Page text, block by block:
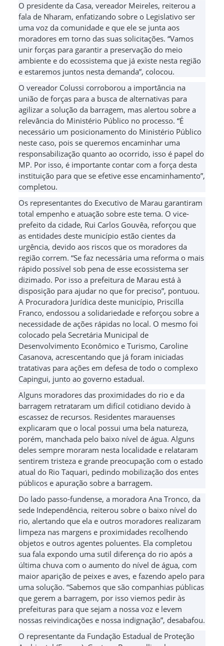
O presidente da Casa, vereador Meireles, reiterou a
fala de Nharam, enfatizando sobre o Legislativo ser
uma voz da comunidade e que ele se junta aos
moradores em torno das suas solicitações. “Vamos
unir forças para garantir a preservação do meio
ambiente e do ecossistema que já existe nesta região
e estaremos juntos nesta demanda”, colocou.
O vereador Colussi corroborou a importância na
união de forças para a busca de alternativas para
agilizar a solução da barragem, mas alertou sobre a
relevância do Ministério Público no processo. “É
necessário um posicionamento do Ministério Público
neste caso, pois se queremos encaminhar uma
responsabilização quanto ao ocorrido, isso é papel do
MP. Por isso, é importante contar com a força desta
instituição para que se efetive esse encaminhamento”,
completou.
Os representantes do Executivo de Marau garantiram
total empenho e atuação sobre este tema. O vice-
prefeito da cidade, Rui Carlos Gouvêa, reforçou que
as entidades deste município estão cientes da
urgência, devido aos riscos que os moradores da
região correm. “Se faz necessária uma reforma o mais
rápido possível sob pena de esse ecossistema ser
dizimado. Por isso a prefeitura de Marau está à
disposição para ajudar no que for preciso”, pontuou.
A Procuradora Jurídica deste município, Priscilla
Franco, endossou a solidariedade e reforçou sobre a
necessidade de ações rápidas no local. O mesmo foi
colocado pela Secretária Municipal de
Desenvolvimento Econômico e Turismo, Caroline
Casanova, acrescentando que já foram iniciadas
tratativas para ações em defesa de todo o complexo
Capingui, junto ao governo estadual.
Alguns moradores das proximidades do rio e da
barragem retrataram um difícil cotidiano devido à
escassez de recursos. Residentes marauenses
explicaram que o local possui uma bela natureza,
porém, manchada pelo baixo nível de água. Alguns
deles sempre moraram nesta localidade e relataram
sentirem tristeza e grande preocupação com o estado
atual do Rio Taquari, pedindo mobilização dos entes
públicos e apuração sobre a barragem.
Do lado passo-fundense, a moradora Ana Tronco, da
sede Independência, reiterou sobre o baixo nível do
rio, alertando que ela e outros moradores realizaram
limpeza nas margens e proximidades recolhendo
objetos e outros agentes poluentes. Ela completou
sua fala expondo uma sutil diferença do rio após a
última chuva com o aumento do nível de água, com
maior aparição de peixes e aves, e fazendo apelo para
uma solução. “Sabemos que são companhias públicas
que gerem a barragem, por isso viemos pedir às
prefeituras para que sejam a nossa voz e levem
nossas reivindicações e nossa indignação”, desabafou.
O representante da Fundação Estadual de Proteção